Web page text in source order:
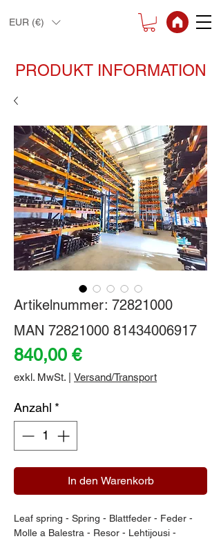
EUR (€)
PRODUKT INFORMATION
Artikelnummer: 72821000
MAN 72821000 81434006917
840,00 €Preis
exkl. MwSt. Versand/Transport
Anzahl *
In den Warenkorb
Leaf spring - Spring - Blattfeder - Feder -
Molle a Balestra - Resor - Lehtijousi -